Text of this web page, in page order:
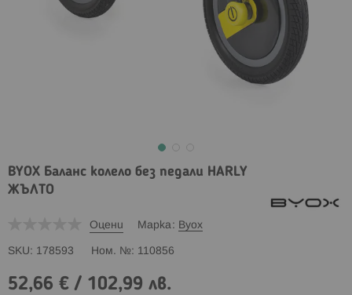
BYOX Баланс колело без педали HARLY
ЖЪЛТО
Оцени Марка Byox
SKU 178593 Ном. № 110856
52,66 € / 102,99 лв.